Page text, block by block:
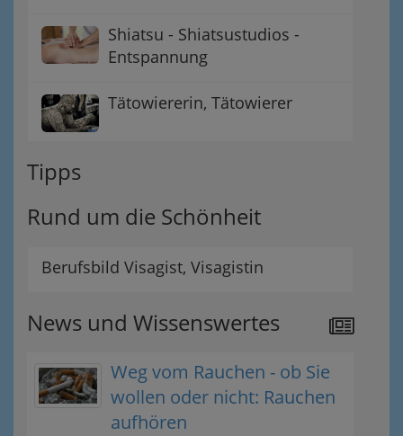
Shiatsu - Shiatsustudios -
Entspannung
Tätowiererin, Tätowierer
Tipps
Rund um die Schönheit
Berufsbild Visagist, Visagistin
News und Wissenswertes
Weg vom Rauchen - ob Sie
wollen oder nicht: Rauchen
aufhören